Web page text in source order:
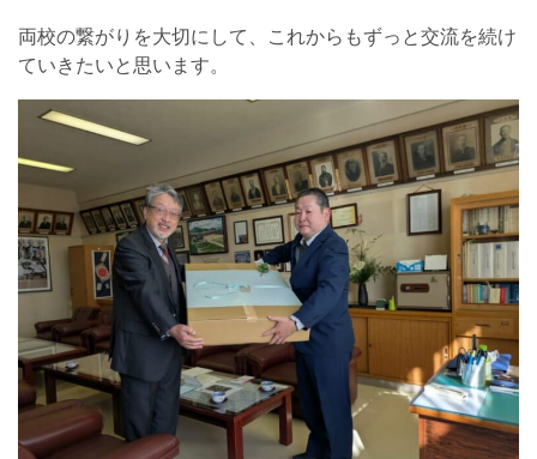
両校の繋がりを大切にして、これからもずっと交流を続け
ていきたいと思います。